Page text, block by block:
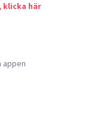
här
appen